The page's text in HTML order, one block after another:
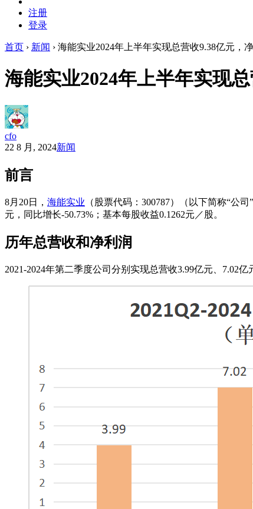
注册
登录
首页 › 新闻 › 海能实业2024年上半年实现总营收9.38亿元，
海能实业2024年上半年实现
cfo
22 8 月, 2024新闻
前言
8月20日， 海能实业 （股票代码：300787）（以下简称“公
元，同比增长-50.73%；基本每股收益0.1262元／股。
历年总营收和净利润
2021-2024年第二季度公司分别实现总营收3.99亿元、7.02亿